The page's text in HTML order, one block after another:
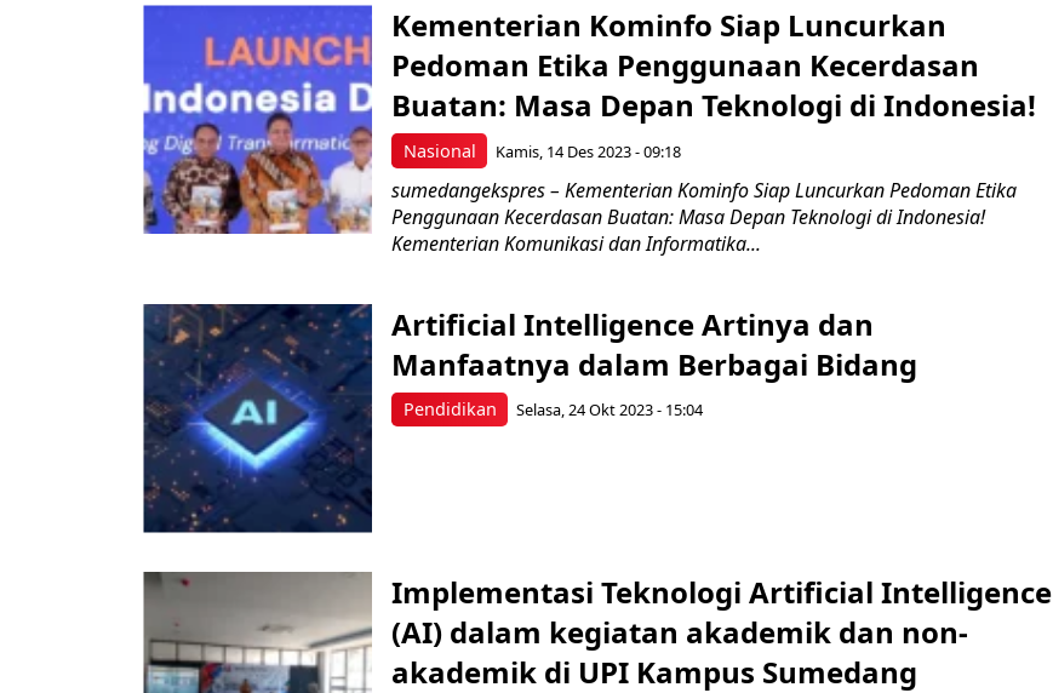
Nasional
Kementerian Kominfo Siap Luncurkan
Pedoman Etika Penggunaan Kecerdasan
Buatan: Masa Depan Teknologi di Indonesia!
Kamis, 14 Des 2023 - 09:18
sumedangekspres – Kementerian Kominfo Siap Luncurkan Pedoman Etika
Penggunaan Kecerdasan Buatan: Masa Depan Teknologi di Indonesia!
Kementerian Komunikasi dan Informatika...
Pendidikan
Artificial Intelligence Artinya dan
Manfaatnya dalam Berbagai Bidang
Selasa, 24 Okt 2023 - 15:04
Implementasi Teknologi Artificial Intelligence
(AI) dalam kegiatan akademik dan non-
akademik di UPI Kampus Sumedang